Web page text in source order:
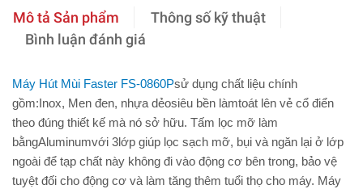
Mô tả Sản phẩm
Thông số kỹ thuật
Bình luận đánh giá
Máy Hút Mùi Faster FS-0860Psử dụng chất liệu chính
gồm:Inox, Men đen, nhựa dẻosiêu bền làmtoát lên vẻ cổ điển
theo đúng thiết kế mà nó sở hữu. Tấm lọc mỡ làm
bằngAluminumvới 3lớp giúp lọc sạch mỡ, bụi và ngăn lại ở lớp
ngoài để tạp chất này không đi vào động cơ bên trong, bảo vệ
tuyệt đối cho động cơ và làm tăng thêm tuổi thọ cho máy. Máy